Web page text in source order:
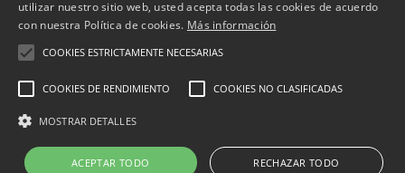
Inicio Destacados
Comentados
utilizar nuestro sitio web, usted acepta todas las cookies de acuerdo
con nuestra Política de cookies. Más información
COOKIES ESTRICTAMENTE NECESARIAS
COOKIES DE RENDIMIENTO COOKIES NO CLASIFICADAS
MOSTRAR DETALLES
ACEPTAR TODO RECHAZAR TODO